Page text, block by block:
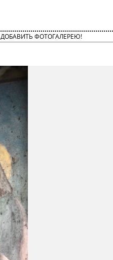
ДОБАВИТЬ ФОТОГАЛЕРЕЮ!